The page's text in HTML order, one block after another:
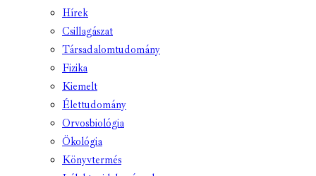
Hírek
Csillagászat
Társadalomtudomány
Fizika
Kiemelt
Élettudomány
Orvosbiológia
Ökológia
Könyvtermés